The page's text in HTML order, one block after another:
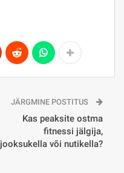
JÄRGMINE POSTITUS
Kas peaksite ostma
fitnessi jälgija,
jooksukella või nutikella?